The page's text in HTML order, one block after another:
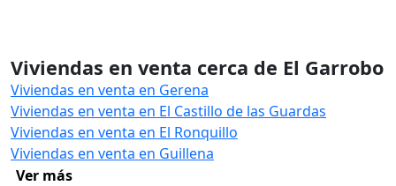
Viviendas en venta cerca de El Garrobo
Viviendas en venta en Gerena
Viviendas en venta en El Castillo de las Guardas
Viviendas en venta en El Ronquillo
Viviendas en venta en Guillena
Ver más